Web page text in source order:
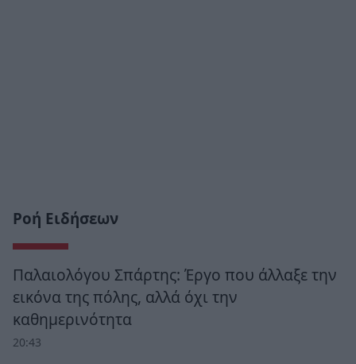
Ροή Ειδήσεων
Παλαιολόγου Σπάρτης: Έργο που άλλαξε την
εικόνα της πόλης, αλλά όχι την
καθημερινότητα
20:43